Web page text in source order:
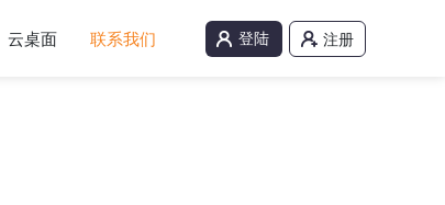
云桌面 联系我们 登陆 注册